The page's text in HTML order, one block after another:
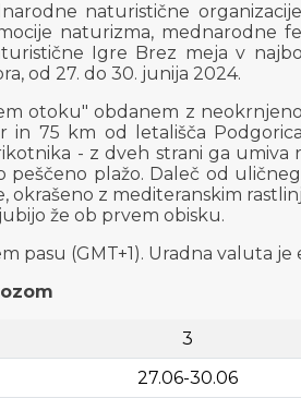
naturistične
naturizma, mednarodne
Igre Brez meja v
od 27. do 30. junija 2024.
otoku" obdanem z neokrnjeno
in 75 km od letališča
- z dveh strani ga umiva
peščeno plažo. Daleč od
okrašeno z mediteranskim
že ob prvem obisku.
pasu (GMT+1). Uradna valuta je
3
27.06-30.06